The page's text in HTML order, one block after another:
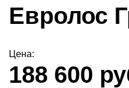
Евролос
Цена:
188 600